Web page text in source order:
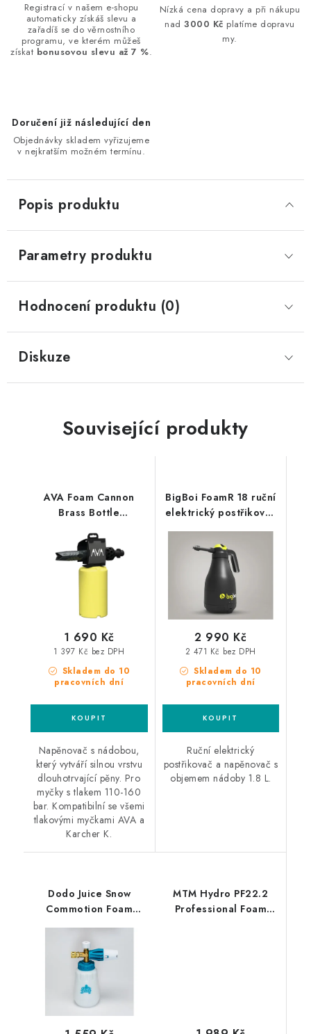
Registrací v našem e-shopu
automaticky získáš slevu a
zařadíš se do věrnostního
programu, ve kterém můžeš
získat bonusovou slevu až 7 %.
Nízká cena dopravy a při nákupu
nad3000 Kč platíme dopravu
my.
Doručení již následující den
Objednávky skladem vyřizujeme
v nejkratším možném termínu.
Popis produktu
Parametry produktu
Hodnocení produktu (0)
Diskuze
Související produkty
AVA Foam Cannon
Brass Bottle
napěňovač
Skladem do 10
pracovních dní
1 397 Kč bez DPH
1 690 Kč
Napěnovač s nádobou,
který vytváří silnou vrstvu
dlouhotrvající pěny. Pro
myčky s tlakem 110-160
bar. Kompatibilní se všemi
tlakovými myčkami AVA a
Karcher K.
BigBoi FoamR 18 ruční
elektrický postřikovač
a napěnovač
Skladem do 10
pracovních dní
2 471 Kč bez DPH
2 990 Kč
Ruční elektrický
postřikovač a napěnovač s
objemem nádoby 1.8 L.
Dodo Juice Snow
Commotion Foam
profesionální
napěňovač
MTM Hydro PF22.2
Professional Foam